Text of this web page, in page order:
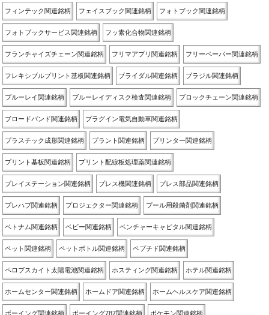
フィンテック関連銘柄 フェイスブック関連銘柄 フォトブック関連銘柄
フォトブックサービス関連銘柄 フッ素化合物関連銘柄
フランチャイズチェーン関連銘柄 フリマアプリ関連銘柄 フリーペーパー関連銘柄
フレキシブルプリント基板関連銘柄 ブライダル関連銘柄 ブラジル関連銘柄
ブルーレイ関連銘柄 ブルーレイディスク検査関連銘柄 ブロックチェーン関連銘柄
ブロードバンド関連銘柄 プラグイン電気自動車関連銘柄
プラスチック成形関連銘柄 プラント関連銘柄 プリンター関連銘柄
プリント基板関連銘柄 プリント配線板処理薬関連銘柄
プレイステーション関連銘柄 プレス機関連銘柄 プレス部品関連銘柄
プレハブ関連銘柄 プロジェクター関連銘柄 プール用殺菌剤関連銘柄
ベトナム関連銘柄 ベビー関連銘柄 ベンチャーキャピタル関連銘柄
ペット関連銘柄 ペットボトル関連銘柄 ペプチド関連銘柄
ペロブスカイト太陽電池関連銘柄 ホスティング関連銘柄 ホテル関連銘柄
ホームセンター関連銘柄 ホームドア関連銘柄 ホームヘルスケア関連銘柄
ボーイング関連銘柄 ボーイング787関連銘柄 ポケモン関連銘柄